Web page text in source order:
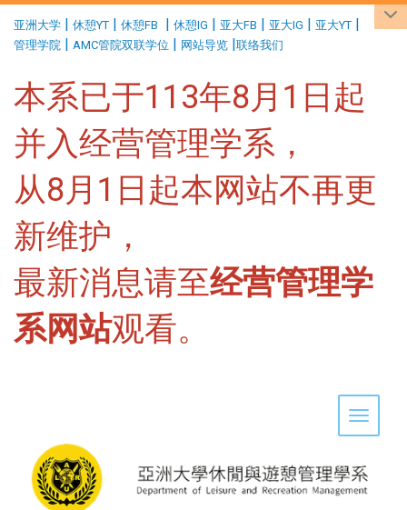
亚洲大学 | 休憩YT | 休憩FB | 休憩IG | 亚大FB | 亚大IG | 亚大YT |
管理学院 | AMC管院双联学位 | 网站导览 |联络我们
本系已于113年8月1日起
并入经营管理学系，
从8月1日起本网站不再更
新维护，
最新消息请至经营管理学
系网站观看。
Toggle